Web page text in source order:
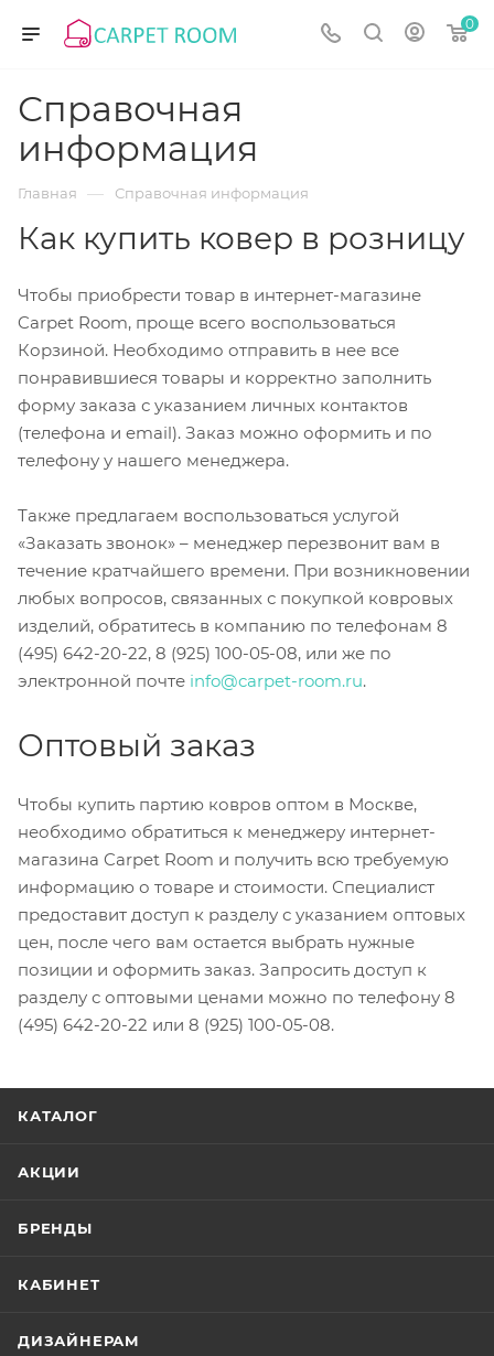
0
Справочная
информация
Главная — Справочная информация
Как купить ковер в розницу
Чтобы приобрести товар в интернет-магазине
Carpet Room, проще всего воспользоваться
Корзиной. Необходимо отправить в нее все
понравившиеся товары и корректно заполнить
форму заказа с указанием личных контактов
(телефона и email). Заказ можно оформить и по
телефону у нашего менеджера.
Также предлагаем воспользоваться услугой
«Заказать звонок» – менеджер перезвонит вам в
течение кратчайшего времени. При возникновении
любых вопросов, связанных с покупкой ковровых
изделий, обратитесь в компанию по телефонам 8
(495) 642-20-22, 8 (925) 100-05-08, или же по
электронной почте info@carpet-room.ru.
Оптовый заказ
Чтобы купить партию ковров оптом в Москве,
необходимо обратиться к менеджеру интернет-
магазина Carpet Room и получить всю требуемую
информацию о товаре и стоимости. Специалист
предоставит доступ к разделу с указанием оптовых
цен, после чего вам остается выбрать нужные
позиции и оформить заказ. Запросить доступ к
разделу с оптовыми ценами можно по телефону 8
(495) 642-20-22 или 8 (925) 100-05-08.
КАТАЛОГ
АКЦИИ
БРЕНДЫ
КАБИНЕТ
ДИЗАЙНЕРАМ